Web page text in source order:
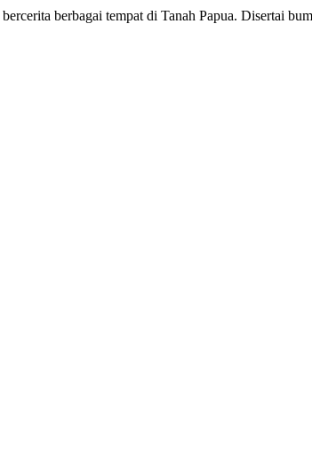
berbagai tempat di Tanah Papua. Disertai